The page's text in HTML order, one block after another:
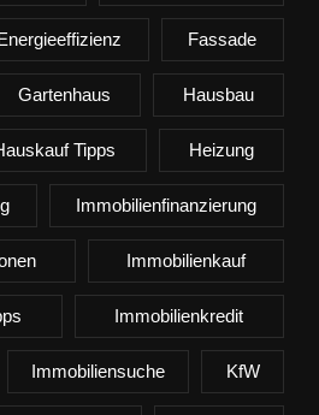
Fassade
Gartenhaus Hausbau
Tipps Heizung
Immobilienfinanzierung
Immobilienkauf
Immobilienkredit
Immobiliensuche KfW